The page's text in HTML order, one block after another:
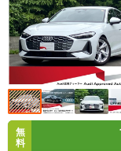
無
料